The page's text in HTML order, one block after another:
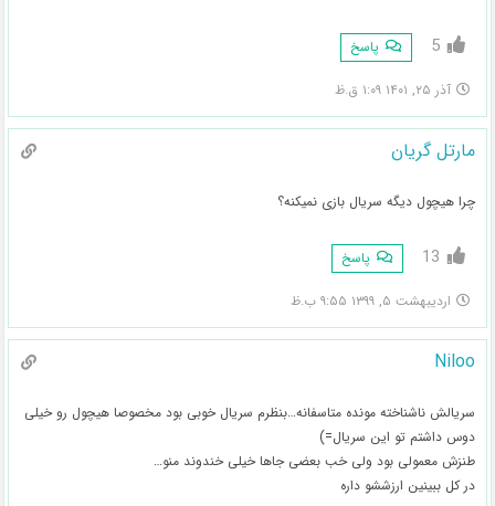
5 پاسخ
آذر ۲۵, ۱۴۰۱ ۱:۰۹ ق.ظ
مارتل گریان
چرا هیچول دیگه سریال بازی نمیکنه؟
13 پاسخ
اردیبهشت ۵, ۱۳۹۹ ۹:۵۵ ب.ظ
Niloo
سریالش ناشناخته مونده متاسفانه…بنظرم سریال خوبی بود مخصوصا هیچول رو خیلی
دوس داشتم تو این سریال=)
طنزش معمولی بود ولی خب بعضی جاها خیلی خندوند منو…
در کل ببینین ارزششو داره